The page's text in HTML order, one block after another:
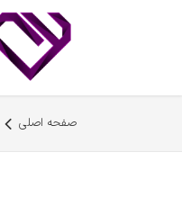
صرف نظر و مشاهده محتوا
صفحه اصلی